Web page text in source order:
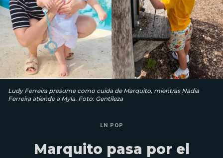
Ludy Ferreira presume como cuida de Marquito, mientras Nadia
Ferreira atiende a Myla. Foto: Gentileza
LN POP
Marquito pasa por el